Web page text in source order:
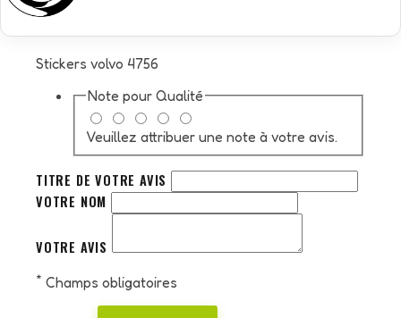
Stickers volvo 4756
Note pour Qualité
Veuillez attribuer une note à votre avis.
TITRE DE VOTRE AVIS
VOTRE NOM
VOTRE AVIS
* Champs obligatoires